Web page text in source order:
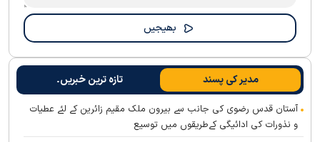
مدیر کی پسند تازہ ترین خبریں۔
آستان قدس رضوی کی جانب سے بیرون ملک مقیم زائرین کے لئے عطیات
و نذورات کی ادائیگی کےطریقوں میں توسیع